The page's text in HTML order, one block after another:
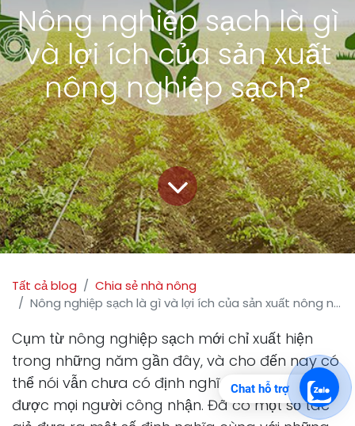
Nông nghiệp sạch là gì
và lợi ích của sản xuất
nông nghiệp sạch?
Tất cả blog
Chia sẻ nhà nông
Nông nghiệp sạch là gì và lợi ích của sản xuất nông nghiệp sạch?
Cụm từ nông nghiệp sạch mới chỉ xuất hiện
trong những năm gần đây, và cho đến nay có
thể nói vẫn chưa có định nghĩa đầy đủ và
được mọi người công nhận. Đã có một số tác
Chat hỗ trợ